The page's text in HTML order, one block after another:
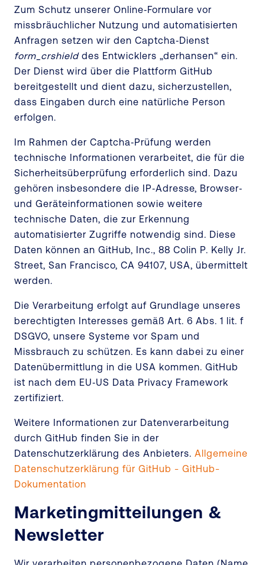
Zum Schutz unserer Online‑Formulare vor
missbräuchlicher Nutzung und automatisierten
Anfragen setzen wir den Captcha‑Dienst
form_crshielddes Entwicklers „derhansen“ ein.
Der Dienst wird über die Plattform GitHub
bereitgestellt und dient dazu, sicherzustellen,
dass Eingaben durch eine natürliche Person
erfolgen.
Im Rahmen der Captcha‑Prüfung werden
technische Informationen verarbeitet, die für die
Sicherheitsüberprüfung erforderlich sind. Dazu
gehören insbesondere die IP‑Adresse, Browser‑
und Geräteinformationen sowie weitere
technische Daten, die zur Erkennung
automatisierter Zugriffe notwendig sind. Diese
Daten können an GitHub, Inc., 88 Colin P. Kelly Jr.
Street, San Francisco, CA 94107, USA, übermittelt
werden.
Die Verarbeitung erfolgt auf Grundlage unseres
berechtigten Interesses gemäß Art. 6 Abs. 1 lit. f
DSGVO, unsere Systeme vor Spam und
Missbrauch zu schützen. Es kann dabei zu einer
Datenübermittlung in die USA kommen. GitHub
ist nach dem EU‑US Data Privacy Framework
zertifiziert.
Weitere Informationen zur Datenverarbeitung
durch GitHub finden Sie in der
Datenschutzerklärung des Anbieters. Allgemeine
Datenschutzerklärung für GitHub - GitHub-
Dokumentation
Marketingmitteilungen &
Newsletter